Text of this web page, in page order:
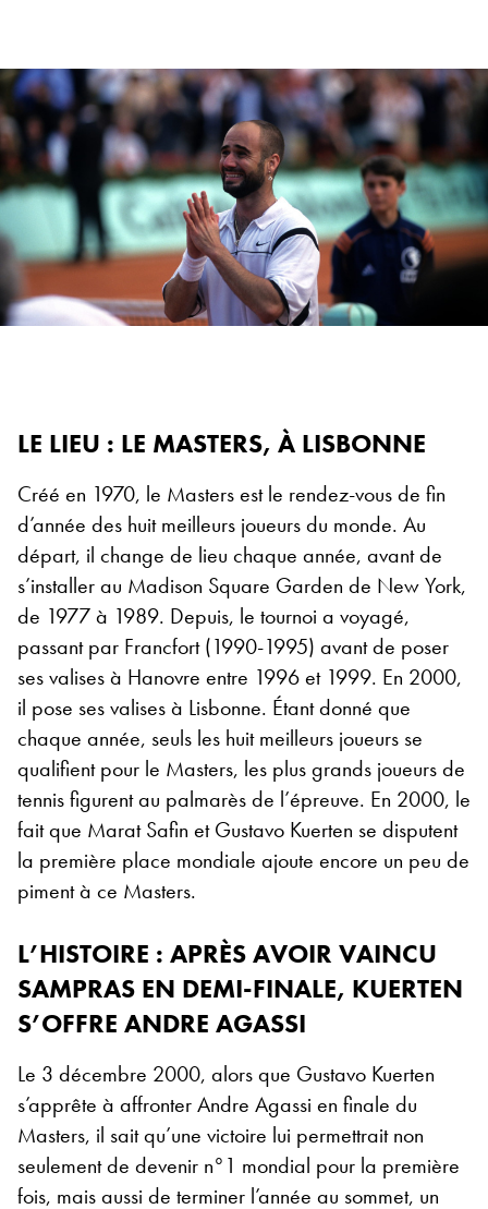
LE LIEU : LE MASTERS, À LISBONNE
Créé en 1970, le Masters est le rendez-vous de fin
d’année des huit meilleurs joueurs du monde. Au
départ, il change de lieu chaque année, avant de
s’installer au Madison Square Garden de New York,
de 1977 à 1989. Depuis, le tournoi a voyagé,
passant par Francfort (1990-1995) avant de poser
ses valises à Hanovre entre 1996 et 1999. En 2000,
il pose ses valises à Lisbonne. Étant donné que
chaque année, seuls les huit meilleurs joueurs se
qualifient pour le Masters, les plus grands joueurs de
tennis figurent au palmarès de l’épreuve. En 2000, le
fait que Marat Safin et Gustavo Kuerten se disputent
la première place mondiale ajoute encore un peu de
piment à ce Masters.
L’HISTOIRE : APRÈS AVOIR VAINCU
SAMPRAS EN DEMI-FINALE, KUERTEN
S’OFFRE ANDRE AGASSI
Le 3 décembre 2000, alors que Gustavo Kuerten
s’apprête à affronter Andre Agassi en finale du
Masters, il sait qu’une victoire lui permettrait non
seulement de devenir n°1 mondial pour la première
fois, mais aussi de terminer l’année au sommet, un